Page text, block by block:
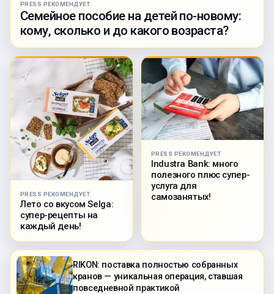
PRESS РЕКОМЕНДУЕТ
Семейное пособие на детей по-новому:
кому, сколько и до какого возраста?
PRESS РЕКОМЕНДУЕТ
Лето со вкусом Selga:
супер-рецепты на
каждый день!
PRESS РЕКОМЕНДУЕТ
Industra Bank: много
полезного плюс супер-
услуга для
самозанятых!
RIKON: поставка полностью собранных
кранов — уникальная операция, ставшая
повседневной практикой